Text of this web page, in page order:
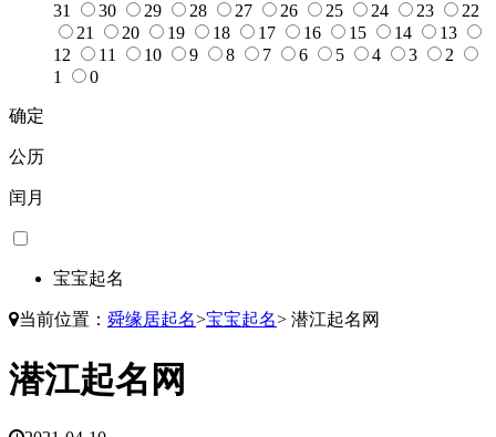
31
30 29 28 27 26 25 24 23
22
21
20 19 18 17 16 15 14
13
12
11 10 9 8 7 6 5 4 3
2
1
0
确定
公历
闰月
宝宝起名
当前位置： 舜缘居起名>宝宝起名> 潜江起名网
潜江起名网